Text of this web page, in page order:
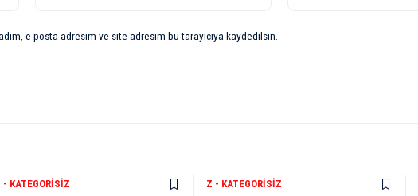
e-posta adresim ve site adresim bu tarayıcıya kaydedilsin.
- KATEGORISIZ Z - KATEGORISIZ